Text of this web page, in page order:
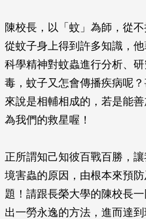
陳校長，以「蚊」為師，從
從蚊子身上得到許多知識，
科學精神對蚊蟲進行分析、
毒，蚊子又怎會傳播疾病呢
來說是相輔相成的，若是能
為我們的救星喔！
正所謂知己知彼百戰百勝，
境害蟲的原因，由根本來預
題！請跟長榮大學的陳校長
出一勞永逸的方法，進而達到